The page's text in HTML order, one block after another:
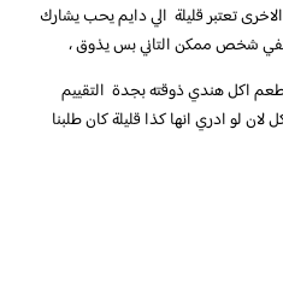
تعتبر قليلة الي دايم يحب يشارك
بيكفي شخص ممكن التاني بس يذوق ،
اكل هندي ذوقته بجدة التقييم
الاكل لان لو ادري انها كذا قليلة كان طلبنا